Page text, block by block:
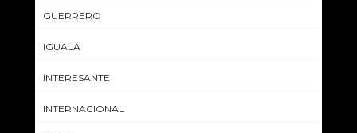
GUERRERO
IGUALA
INTERESANTE
INTERNACIONAL